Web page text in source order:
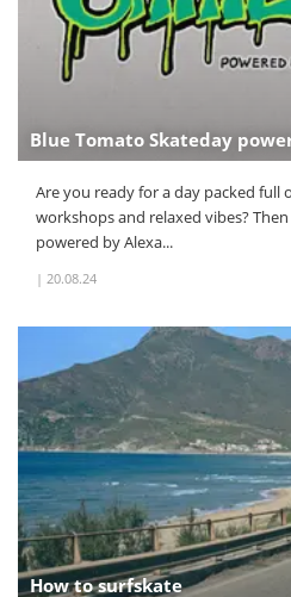
Blue Tomato Skateday
Are you ready for a day packed full
workshops and relaxed vibes?
powered by Alexa...
| 20.08.24
How to surfskate